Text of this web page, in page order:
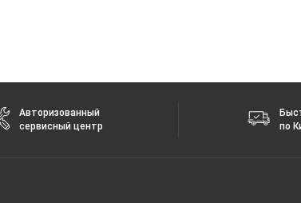
Авторизованный
сервисный центр
по